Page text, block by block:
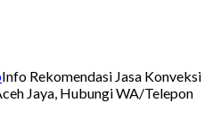
Info Rekomendasi Jasa Konveksi
Jaya, Hubungi WA/Telepon